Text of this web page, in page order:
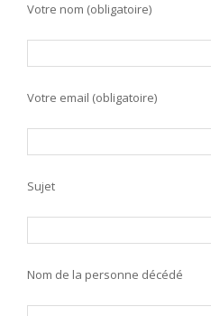
Votre nom (obligatoire)
Votre email (obligatoire)
Sujet
Nom de la personne décédé